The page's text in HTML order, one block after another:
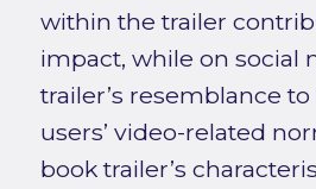
within the trailer
impact, while on social
trailer’s resemblance
users’ video-related
book trailer’s